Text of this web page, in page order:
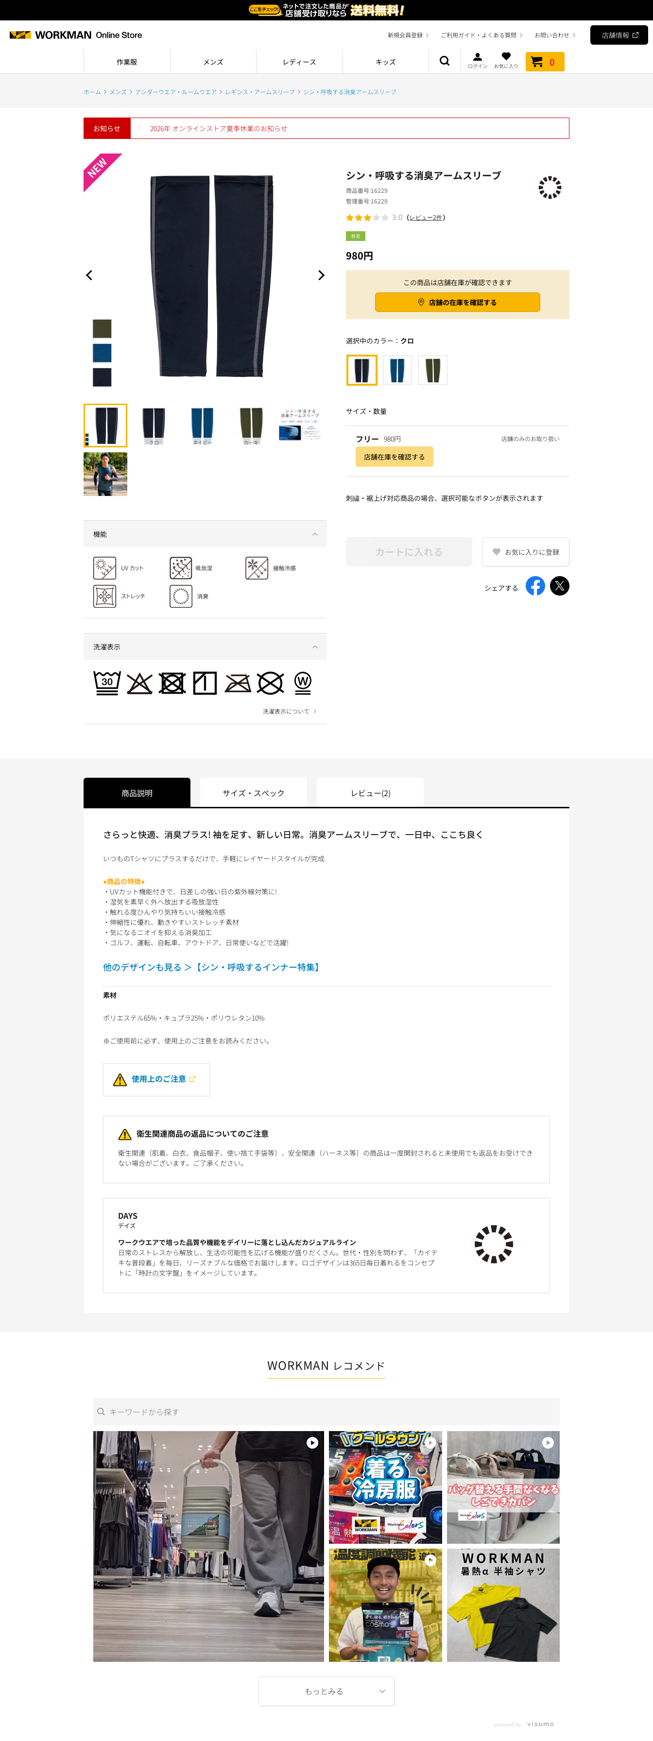
新規会員登録 ご利用ガイド・よくある質問 お問い合わせ 店舗情報
作業服 メンズ レディース キッズ ログイン お気に入り 0
ホーム メンズ アンダーウエア・ルームウエア レギンス・アームスリーブ シン・呼吸する消臭アームスリーブ
お知らせ 2026年 オンラインストア夏季休業のお知らせ
クロ ネイビー カーキ
機能
洗濯表示
洗濯表示について
春夏
この商品は店舗在庫が確認できます
店舗の在庫を確認する
シン・呼吸する消臭アームスリーブ
980円
商品番号 16229
管理番号 16229
3.0 （レビュー2件）
選択中のカラー： クロ
サイズ・数量
フリー 980円 店舗のみのお取り扱い
店舗在庫を確認する
刺繍・裾上げ対応商品の場合、選択可能なボタンが表示されます
カートに入れる お気に入りに登録
シェアする
商品説明
さらっと快適、消臭プラス! 袖を足す、新しい日常。消臭アームスリーブで、一日中、ここち良く
いつものTシャツにプラスするだけで、手軽にレイヤードスタイルが完成
●商品の特徴●
・UVカット機能付きで、日差しの強い日の紫外線対策に!
・湿気を素早く外へ放出する吸放湿性
・触れる度ひんやり気持ちいい接触冷感
・伸縮性に優れ、動きやすいストレッチ素材
・気になるニオイを抑える消臭加工
・ゴルフ、運転、自転車、アウトドア、日常使いなどで活躍!
他のデザインも見る ＞【シン・呼吸するインナー特集】
素材
ポリエステル65%・キュプラ25%・ポリウレタン10%
※ご使用前に必ず、使用上のご注意をお読みください。
使用上のご注意
衛生関連商品の返品についてのご注意
衛生関連（肌着、白衣、食品帽子、使い捨て手袋等）、安全関連（ハーネス等）の商品は一度開封されると未使用でも返品をお受けでき
ない場合がございます。ご了承ください。
DAYS
デイズ
ワークウエアで培った品質や機能をデイリーに落とし込んだカジュアルライン
日常のストレスから解放し、生活の可能性を広げる機能が盛りだくさん。世代・性別を問わず、「カイテ
キな普段着」を毎日、リーズナブルな価格でお届けします。ロゴデザインは365日毎日着れるをコンセプ
トに「時計の文字盤」をイメージしています。
サイズ・スペック レビュー(2)
WORKMAN レコメンド
powered by